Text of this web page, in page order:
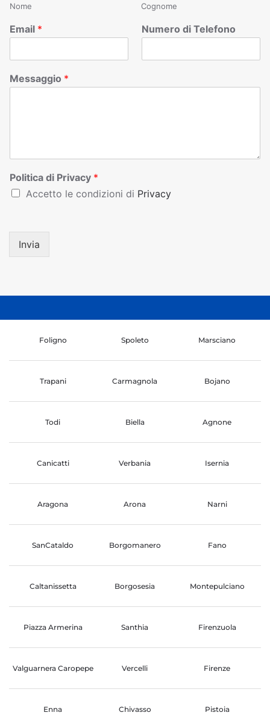
Nome Cognome
Email * Numero di Telefono
Messaggio *
Politica di Privacy *
Accetto le condizioni di Privacy
Invia
Foligno Spoleto Marsciano
Trapani Carmagnola Bojano
Todi Biella Agnone
Canicatti Verbania Isernia
Aragona Arona Narni
SanCataldo Borgomanero Fano
Caltanissetta Borgosesia Montepulciano
Piazza Armerina Santhia Firenzuola
Valguarnera Caropepe Vercelli Firenze
Enna Chivasso Pistoia